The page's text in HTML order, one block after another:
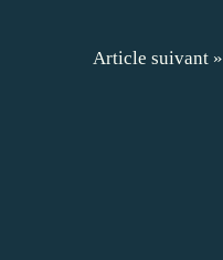
Article suivant »